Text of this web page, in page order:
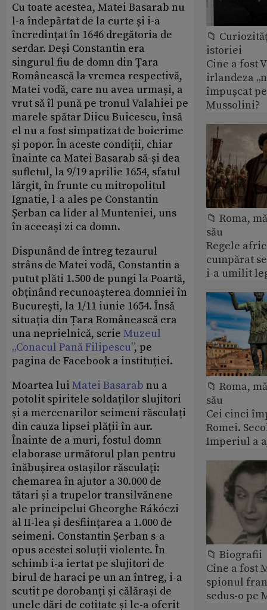
Cu toate acestea, Matei Basarab nu
l-a îndepărtat de la curte și i-a
încredințat în 1646 dregătoria de
serdar. Deși Constantin era
singurul fiu de domn din Țara
Românească la vremea respectivă,
Matei vodă, care nu avea urmași, a
vrut să îl pună pe tronul Valahiei pe
marele spătar Diicu Buicescu, însă
el nu a fost simpatizat de boierime
și popor. În aceste condiții, chiar
înainte ca Matei Basarab să-și dea
sufletul, la 9/19 aprilie 1654, sfatul
lărgit, în frunte cu mitropolitul
Ignatie, l-a ales pe Constantin
Șerban ca lider al Munteniei, uns
în aceeași zi ca domn.
Dispunând de întreg tezaurul
strâns de Matei vodă, Constantin a
putut plăti 1.500 de pungi la Poartă,
obținând recunoașterea domniei în
București, la 1/11 iunie 1654. Însă
situația din Țara Românească era
una neprielnică, scrie Muzeul
„Conacul Pană Filipescu”, pe
pagina de Facebook a instituției.
Moartea lui Matei Basarab nu a
potolit spiritele soldaților slujitori
și a mercenarilor seimeni răsculați
din cauza lipsei plății în aur.
Înainte de a muri, fostul domn
elaborase următorul plan pentru
înăbușirea ostașilor răsculați:
chemarea în ajutor a 30.000 de
tătari și a trupelor transilvănene
ale principelui Gheorghe Rákóczi
al II-lea și desființarea a 1.000 de
seimeni. Constantin Șerban s-a
opus acestei soluții violente. În
schimb i-a iertat pe slujitori de
birul de haraci pe un an întreg, i-a
scutit pe dorobanți și călărași de
unele dări de cotitate și le-a oferit
📁
istoriei
Cine a fost
irlandeza
împușcat
Mussolini?
📁 Roma,
său
Regele
cumpărat
i-a umilit
📁 Roma,
său
Cei cinci
Romei.
Imperiul a
📁 Biografii
Cine a fost
spionul
sedus-o pe